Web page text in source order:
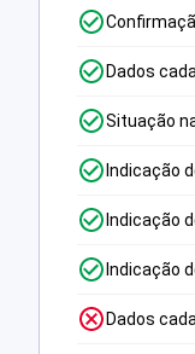
Dados
Situação
Indicação
Indicação
Indicação
Dados